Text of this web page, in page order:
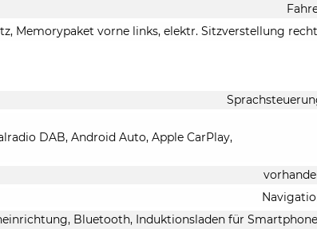
Memorypaket vorne links, elektr. Sitzverstellung
DAB, Android Auto, Apple CarPlay,
Bluetooth, Induktionsladen für